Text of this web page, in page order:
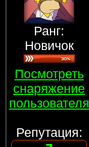
Ранг:
Новичок
Посмотреть
снаряжение
пользователя
Репутация: